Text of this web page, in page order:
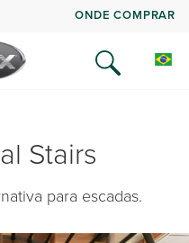
ONDE COMPRAR
Stairs
para escadas.